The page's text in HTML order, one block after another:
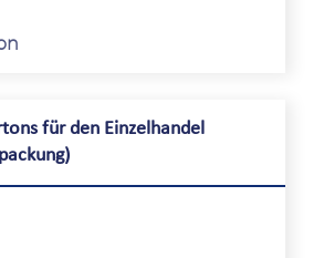
für den Einzelhandel